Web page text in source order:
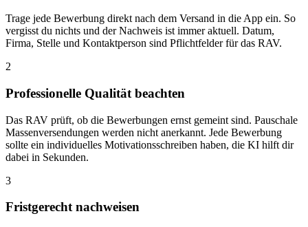
Trage jede Bewerbung direkt nach dem Versand in die App ein. So
vergisst du nichts und der Nachweis ist immer aktuell. Datum,
Firma, Stelle und Kontaktperson sind Pflichtfelder für das RAV.
2
Professionelle Qualität beachten
Das RAV prüft, ob die Bewerbungen ernst gemeint sind. Pauschale
Massenversendungen werden nicht anerkannt. Jede Bewerbung
sollte ein individuelles Motivationsschreiben haben, die KI hilft dir
dabei in Sekunden.
3
Fristgerecht nachweisen